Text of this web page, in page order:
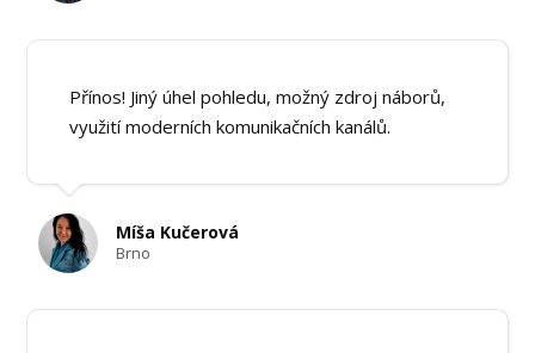
Přínos! Jiný úhel pohledu, možný zdroj náborů,
využití moderních komunikačních kanálů.
Míša Kučerová
Brno